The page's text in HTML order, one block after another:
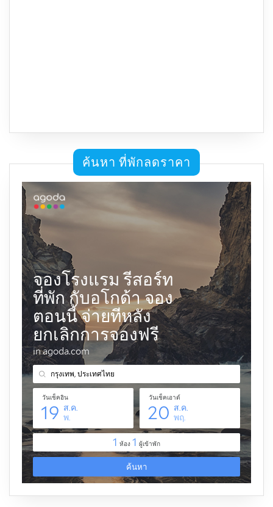
ค้นหา ที่พักลดราคา